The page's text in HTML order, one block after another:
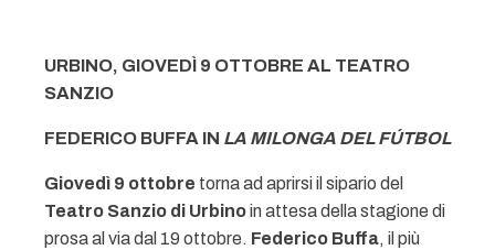
URBINO, GIOVEDÌ 9 OTTOBRE AL TEATRO
SANZIO
FEDERICO BUFFA IN LA MILONGA DELFÚTBOL
Giovedì 9 ottobre torna ad aprirsi il sipario del
Teatro Sanzio di Urbinoin attesa della stagione di
prosa al via dal 19 ottobre. Federico Buffa, il più